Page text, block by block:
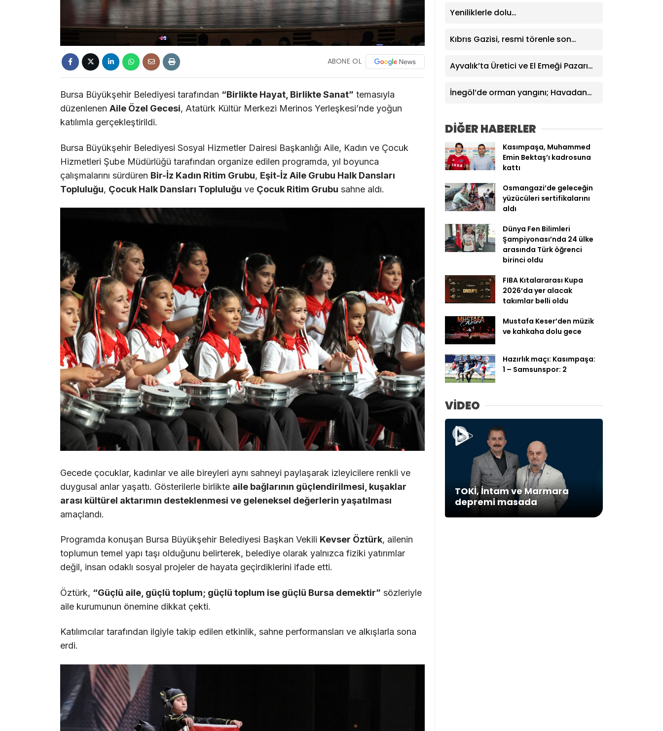
ABONE OL
Bursa Büyükşehir Belediyesi tarafından “Birlikte Hayat, Birlikte Sanat” temasıyla
düzenlenen Aile Özel Gecesi, Atatürk Kültür Merkezi Merinos Yerleşkesi’nde yoğun
katılımla gerçekleştirildi.
Bursa Büyükşehir Belediyesi Sosyal Hizmetler Dairesi Başkanlığı Aile, Kadın ve Çocuk
Hizmetleri Şube Müdürlüğü tarafından organize edilen programda, yıl boyunca
çalışmalarını sürdüren Bir-İz Kadın Ritim Grubu, Eşit-İz Aile Grubu Halk Dansları
Topluluğu, Çocuk Halk Dansları Topluluğu ve Çocuk Ritim Grubu sahne aldı.
Gecede çocuklar, kadınlar ve aile bireyleri aynı sahneyi paylaşarak izleyicilere renkli ve
duygusal anlar yaşattı. Gösterilerle birlikte aile bağlarının güçlendirilmesi, kuşaklar
arası kültürel aktarımın desteklenmesi ve geleneksel değerlerin yaşatılması
amaçlandı.
Programda konuşan Bursa Büyükşehir Belediyesi Başkan Vekili Kevser Öztürk, ailenin
toplumun temel yapı taşı olduğunu belirterek, belediye olarak yalnızca fiziki yatırımlar
değil, insan odaklı sosyal projeler de hayata geçirdiklerini ifade etti.
Öztürk, “Güçlü aile, güçlü toplum; güçlü toplum ise güçlü Bursa demektir” sözleriyle
aile kurumunun önemine dikkat çekti.
Katılımcılar tarafından ilgiyle takip edilen etkinlik, sahne performansları ve alkışlarla sona
erdi.
Yeniliklerle dolu…
Kıbrıs Gazisi, resmi törenle son
Ayvalık’ta Üretici ve El Emeği Pazarı
İnegöl’de orman yangını; Havadan
DİĞER HABERLER
Kasımpaşa, Muhammed
Emin Bektaş’ı kadrosuna
kattı
Osmangazi’de geleceğin
yüzücüleri sertifikalarını
aldı
Dünya Fen Bilimleri
Şampiyonası’nda 24 ülke
arasında Türk öğrenci
birinci oldu
FIBA Kıtalararası Kupa
2026’da yer alacak
takımlar belli oldu
Mustafa Keser’den müzik
ve kahkaha dolu gece
Hazırlık maçı: Kasımpaşa:
1 – Samsunspor: 2
VİDEO
TOKİ, İntam ve Marmara
depremi masada